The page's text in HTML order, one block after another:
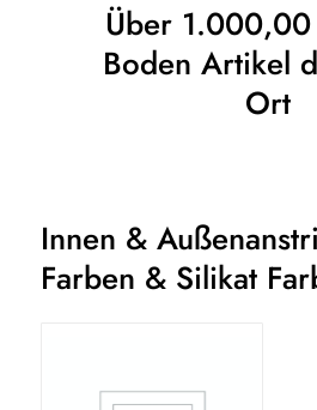
Über
Boden Artikel
Ort
Innen &
Farben & Silikat